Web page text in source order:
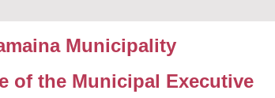
Municipality
of the Municipal Executive